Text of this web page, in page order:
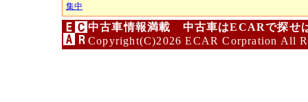
集中
中古車情報満載 中古車はECARで探せ
Copyright(C)2026 ECAR Corpration All